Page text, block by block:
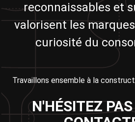
reconnaissables et
valorisent les
curiosité du
Travaillons ensemble à la
N'HÉSITEZ